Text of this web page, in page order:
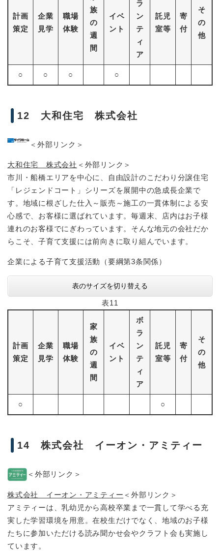
計画
策定
企業
見学
職場
体験
族
の
週
間
イベ
ント
ラ
ン
テ
ィ
ア
託児
室等
寄
付
そ
の
他
○ ○ ○ ○
12 大和住宅 株式会社
＜外部リンク＞
大和住宅 株式会社 ＜外部リンク＞
市川・船橋エリアを中心に、自由設計のこだわり分譲住宅
「レジェンドコート」シリーズを展開中の急成長企業で
す。地域に根ざした仕入～販売～施工の一貫体制による安
心感で、お客様に選ばれています。毎週末、店内はお子様
連れのお客様でにぎわっています。そんな地元の会社だか
らこそ、子育て支援には前向きに取り組んでいます。
企業による子育て支援活動（要綱第3条関係）
表のサイズを切り替える
表11
計画
策定
企業
見学
職場
体験
家
族
の
週
間
イベ
ント
ボ
ラ
ン
テ
ィ
ア
託児
室等
寄
付
そ
の
他
○ ○
14 株式会社 イーオン・アミティー
＜外部リンク＞
株式会社 イーオン・アミティー ＜外部リンク＞
アミティーは、乳幼児から高校卒業まで一貫して学べる充
実した学習環境を用意。在校生だけでなく、地域のお子様
たちに参加いただける読み聞かせ会やクラフト会も実施し
ています。